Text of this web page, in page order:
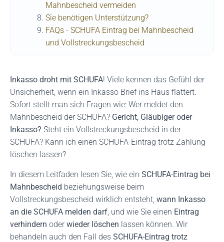
Mahnbescheid vermeiden
Sie benötigen Unterstützung?
FAQs - SCHUFA Eintrag bei Mahnbescheid
und Vollstreckungsbescheid
Inkasso droht mit SCHUFA! Viele kennen das Gefühl der
Unsicherheit, wenn ein Inkasso Brief ins Haus flattert.
Sofort stellt man sich Fragen wie: Wer meldet den
Mahnbescheid der SCHUFA? Gericht, Gläubiger oder
Inkasso? Steht ein Vollstreckungsbescheid in der
SCHUFA? Kann ich einen SCHUFA-Eintrag trotz Zahlung
löschen lassen?
In diesem Leitfaden lesen Sie, wie ein SCHUFA-Eintrag bei
Mahnbescheid beziehungsweise beim
Vollstreckungsbescheid wirklich entsteht, wann Inkasso
an die SCHUFA melden darf, und wie Sie einen Eintrag
verhindern oderwieder löschen lassen können. Wir
behandeln auch den Fall des SCHUFA-Eintrag trotz